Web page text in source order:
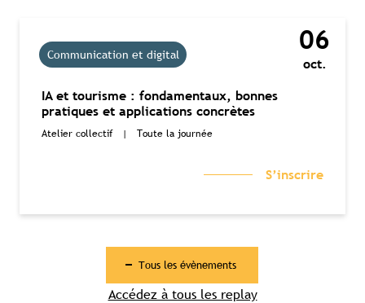
Communication et digital
06
oct.
IA et tourisme : fondamentaux, bonnes
pratiques et applications concrètes
Atelier collectif | Toute la journée
S’inscrire
Tous les évènements
Accédez à tous les replay